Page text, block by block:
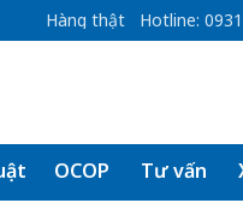
Hàng thật Hotline:
OCOP Tư vấn